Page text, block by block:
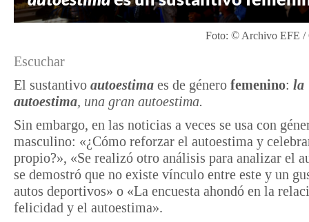
Foto: © Archivo EFE /
Escuchar
El sustantivo autoestima es de género femenino: la
autoestima, una gran autoestima.
Sin embargo, en las noticias a veces se usa con
masculino: «¿Cómo reforzar el autoestima y
propio?», «Se realizó otro análisis para analizar el
se demostró que no existe vínculo entre este y un
autos deportivos» o «La encuesta ahondó en la
felicidad y el autoestima».